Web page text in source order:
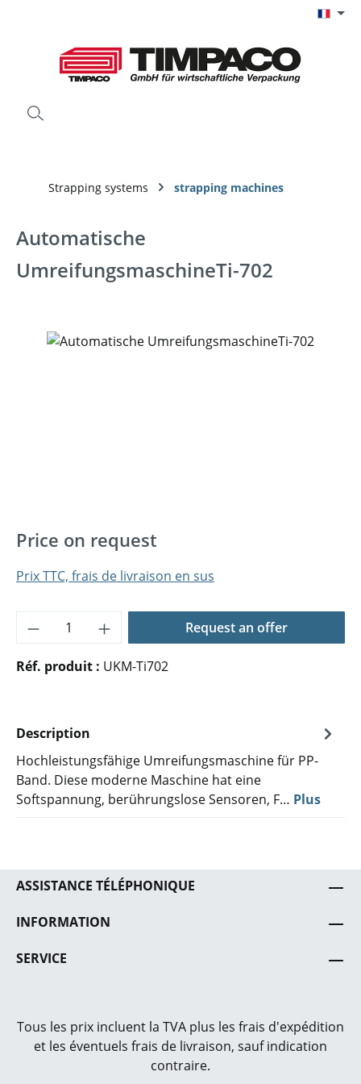
Strapping systems strapping machines
Automatische
UmreifungsmaschineTi-702
Ignorer la galerie d'images
Price on request
Prix TTC, frais de livraison en sus
Quantité de produit : Entrez la
Request an offer
Réf. produit : UKM-Ti702
Description
Hochleistungsfähige Umreifungsmaschine für PP-
Band. Diese moderne Maschine hat eine
Softspannung, berührungslose Sensoren, F… Plus
ASSISTANCE TÉLÉPHONIQUE
INFORMATION
SERVICE
Tous les prix incluent la TVA plus les frais d'expédition
et les éventuels frais de livraison, sauf indication
contraire.